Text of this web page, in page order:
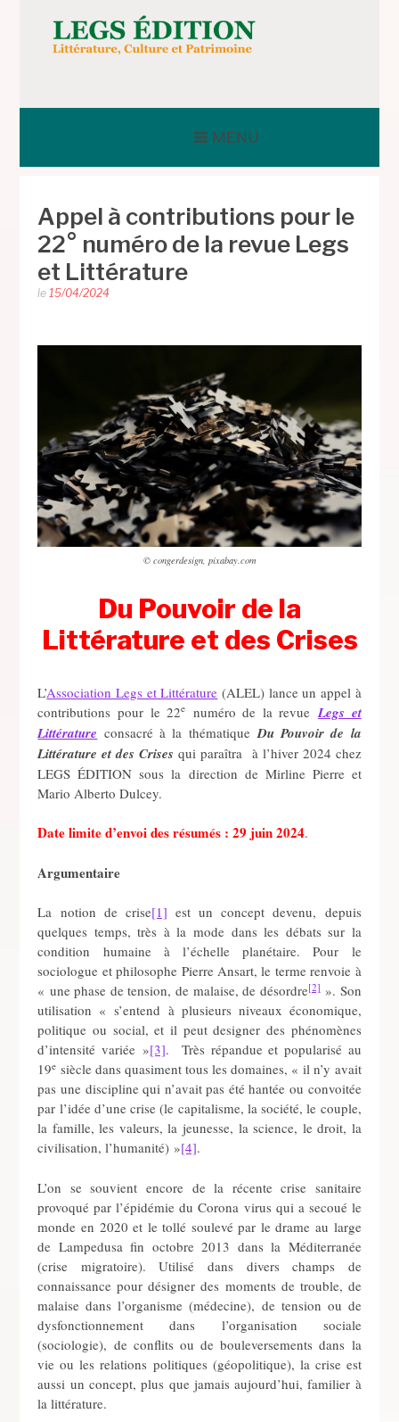
contenuLEGS ÉDITION
MENU
Appel à contributions pour le
22° numéro de la revue Legs
et Littérature
le15/04/2024
© congerdesign, pixabay.com
Du Pouvoir de la
Littérature et des Crises
L’Association Legs et Littérature (ALEL) lance un appel à
contributions pour le 22e numéro de la revueLegs et
Littérature consacré à la thématique Du Pouvoir de la
Littérature et des Crisesqui paraîtra à l’hiver 2024 chez
LEGS ÉDITION sous la direction de Mirline Pierre et
Mario Alberto Dulcey.
Date limite d’envoi des résumés : 29 juin 2024.
Argumentaire
La notion de crise[1] est un concept devenu, depuis
quelques temps, très à la mode dans les débats sur la
condition humaine à l’échelle planétaire. Pour le
sociologue et philosophe Pierre Ansart, le terme renvoie à
« une phase de tension, de malaise, de désordre[2]». Son
utilisation « s’entend à plusieurs niveaux économique,
politique ou social, et il peut designer des phénomènes
d’intensité variée »[3]. Très répandue et popularisé au
19e siècle dans quasiment tous les domaines, « il n’y avait
pas une discipline qui n’avait pas été hantée ou convoitée
par l’idée d’une crise (le capitalisme, la société, le couple,
la famille, les valeurs, la jeunesse, la science, le droit, la
civilisation, l’humanité) »[4].
L’on se souvient encore de la récente crise sanitaire
provoqué par l’épidémie du Corona virus qui a secoué le
monde en 2020 et le tollé soulevé par le drame au large
de Lampedusa fin octobre 2013 dans la Méditerranée
(crise migratoire). Utilisé dans divers champs de
connaissance pour désigner des moments de trouble, de
malaise dans l’organisme (médecine), de tension ou de
dysfonctionnement dans l’organisation sociale
(sociologie), de conflits ou de bouleversements dans la
vie ou les relations politiques (géopolitique), la crise est
aussi un concept, plus que jamais aujourd’hui, familier à
la littérature.